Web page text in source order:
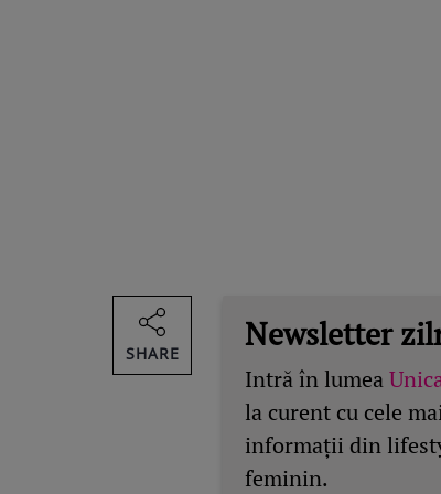
Newsletter
Intră în lumea
la curent cu cele
informații din
feminin.
SHARE